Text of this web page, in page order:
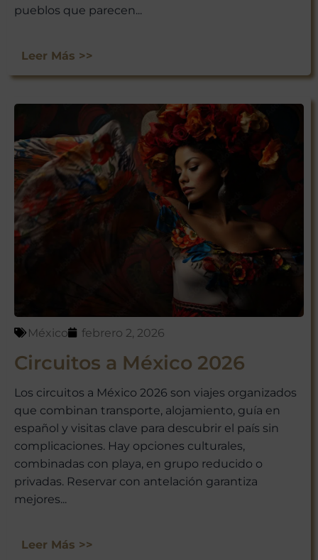
pueblos que parecen...
Leer Más >>
México febrero 2, 2026
Circuitos a México 2026
Los circuitos a México 2026 son viajes organizados
que combinan transporte, alojamiento, guía en
español y visitas clave para descubrir el país sin
complicaciones. Hay opciones culturales,
combinadas con playa, en grupo reducido o
privadas. Reservar con antelación garantiza
mejores...
Leer Más >>